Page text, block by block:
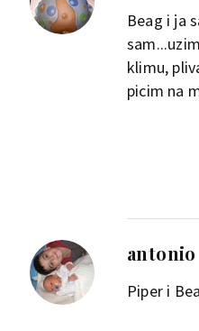
Beag i ja
klimu,
picim na
antonio
Piper i